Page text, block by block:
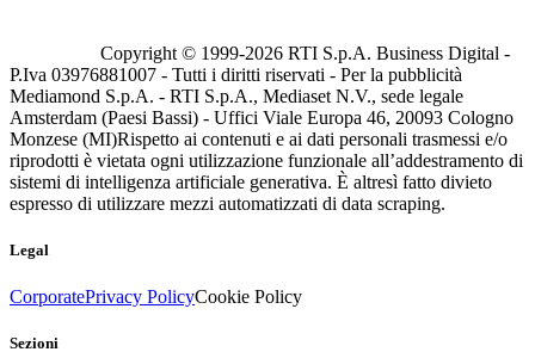
Copyright © 1999-2026 RTI S.p.A. Business Digital -
P.Iva 03976881007 - Tutti i diritti riservati - Per la pubblicità
Mediamond S.p.A. - RTI S.p.A., Mediaset N.V., sede legale
Amsterdam (Paesi Bassi) - Uffici Viale Europa 46, 20093 Cologno
Monzese (MI)Rispetto ai contenuti e ai dati personali trasmessi e/o
riprodotti è vietata ogni utilizzazione funzionale all’addestramento di
sistemi di intelligenza artificiale generativa. È altresì fatto divieto
espresso di utilizzare mezzi automatizzati di data scraping.
Legal
CorporatePrivacy PolicyCookie Policy
Sezioni